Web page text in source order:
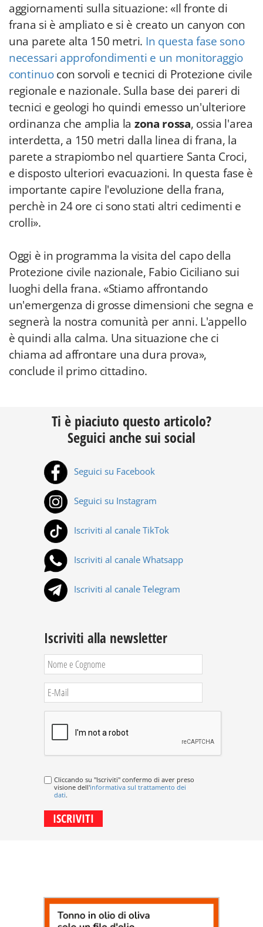
aggiornamenti sulla situazione: «Il fronte di
frana si è ampliato e si è creato un canyon con
una parete alta 150 metri. In questa fase sono
necessari approfondimenti e un monitoraggio
continuocon sorvoli e tecnici di Protezione civile
regionale e nazionale. Sulla base dei pareri di
tecnici e geologi ho quindi emesso un'ulteriore
ordinanza che amplia la zona rossa, ossia l'area
interdetta, a 150 metri dalla linea di frana, la
parete a strapiombo nel quartiere Santa Croci,
e disposto ulteriori evacuazioni. In questa fase è
importante capire l'evoluzione della frana,
perchè in 24 ore ci sono stati altri cedimenti e
crolli».
Oggi è in programma la visita del capo della
Protezione civile nazionale, Fabio Ciciliano sui
luoghi della frana. «Stiamo affrontando
un'emergenza di grosse dimensioni che segna e
segnerà la nostra comunità per anni. L'appello
è quindi alla calma. Una situazione che ci
chiama ad affrontare una dura prova»,
conclude il primo cittadino.
Ti è piaciuto questo articolo?
Seguici anche sui social
Seguici su Facebook
Seguici su Instagram
Iscriviti al canale TikTok
Iscriviti al canale Whatsapp
Iscriviti al canale Telegram
Iscriviti alla newsletter
Cliccando su "Iscriviti" confermo di aver preso
visione dell'informativa sul trattamento dei
dati.